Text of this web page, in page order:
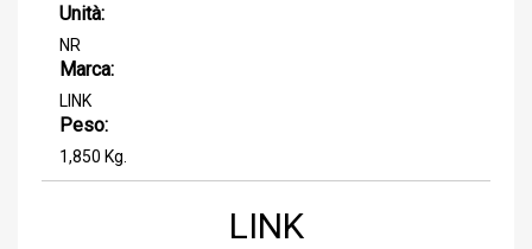
Unità:
NR
Marca:
LINK
Peso:
1,850 Kg.
LINK